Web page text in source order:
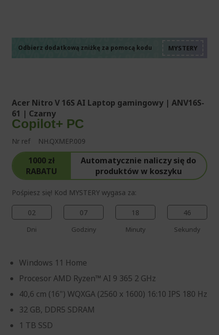
Odbierz dodatkową zniżkę za pomocą kodu
Acer Nitro V 16S AI Laptop gamingowy | ANV16S-
61 | Czarny
Copilot+ PC
Nr ref NH.QXMEP.009
1000 zł
RABATU
Automatycznie naliczy się do
produktów w koszyku
Pośpiesz się! Kod MYSTERY wygasa za:
02
Dni
07
Godziny
18
Minuty
45
Sekundy
Windows 11 Home
Procesor AMD Ryzen™ AI 9 365 2 GHz
40,6 cm (16") WQXGA (2560 x 1600) 16:10 IPS 180 Hz
32 GB, DDR5 SDRAM
1 TB SSD